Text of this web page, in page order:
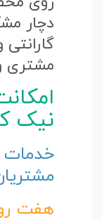
دچار
مشتری
نیک
خدمات
هفت